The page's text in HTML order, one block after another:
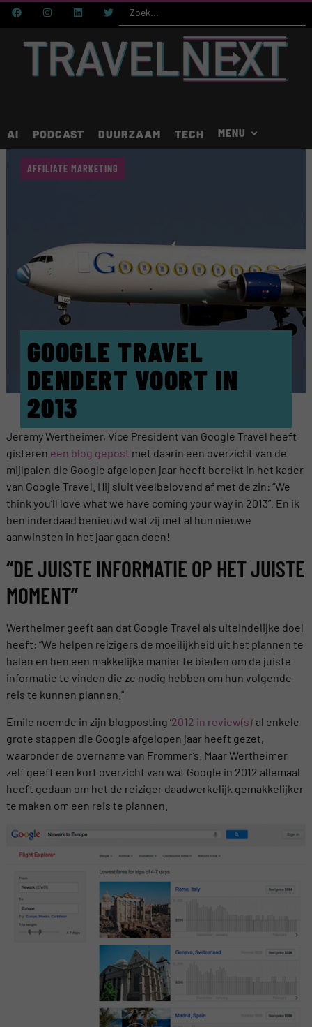
AI PODCAST DUURZAAM TECH
GOOGLE TRAVEL
DENDERT VOORT IN
2013
AFFILIATE MARKETING
Jeremy Wertheimer, Vice President van Google Travel heeft
gisteren een blog gepost met daarin een overzicht van de
mijlpalen die Google afgelopen jaar heeft bereikt in het kader
van Google Travel. Hij sluit veelbelovend af met de zin: “We
think you’ll love what we have coming your way in 2013”. En ik
ben inderdaad benieuwd wat zij met al hun nieuwe
aanwinsten in het jaar gaan doen!
“DE JUISTE INFORMATIE OP HET JUISTE
MOMENT”
Wertheimer geeft aan dat Google Travel als uiteindelijke doel
heeft: “We helpen reizigers de moeilijkheid uit het plannen te
halen en hen een makkelijke manier te bieden om de juiste
informatie te vinden die ze nodig hebben om hun volgende
reis te kunnen plannen.”
Emile noemde in zijn blogposting ‘2012 in review(s)’ al enkele
grote stappen die Google afgelopen jaar heeft gezet,
waaronder de overname van Frommer’s. Maar Wertheimer
zelf geeft een kort overzicht van wat Google in 2012 allemaal
heeft gedaan om het de reiziger daadwerkelijk gemakkelijker
te maken om een reis te plannen.